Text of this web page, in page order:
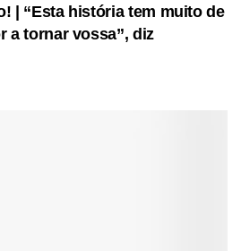
| “Esta história tem muito de
a tornar vossa”, diz